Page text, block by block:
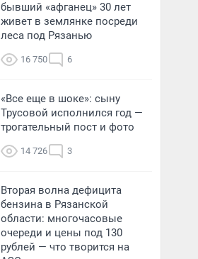
бывший «афганец» 30 лет
живет в землянке посреди
леса под Рязанью
16 750 6
«Все еще в шоке»: сыну
Трусовой исполнился год —
трогательный пост и фото
14 726 3
Вторая волна дефицита
бензина в Рязанской
области: многочасовые
очереди и цены под 130
рублей — что творится на